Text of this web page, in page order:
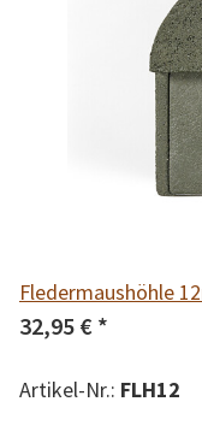
Fledermaushöhle
32,95 € *
Artikel-Nr.: FLH12